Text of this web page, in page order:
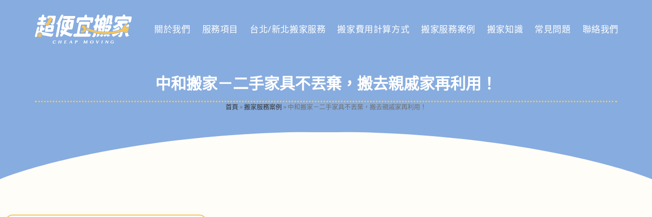
關於我們 服務項目 台北/新北搬家服務 搬家費用計算方式 搬家服務案例 搬家知識 常見問題 聯絡我們
中和搬家－二手家具不丟棄，搬去親戚家再利用！
首頁 »搬家服務案例 » 中和搬家－二手家具不丟棄，搬去親戚家再利用！